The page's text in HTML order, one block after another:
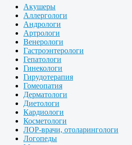
Акушеры
Аллергологи
Андрологи
Артрологи
Венерологи
Гастроэнтерологи
Гепатологи
Гинекологи
Гирудотерапия
Гомеопатия
Дерматологи
Диетологи
Кардиологи
Косметологи
ЛОР-врачи, отоларингологи
Логопеды